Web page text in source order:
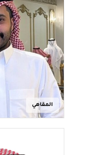
المقاهي